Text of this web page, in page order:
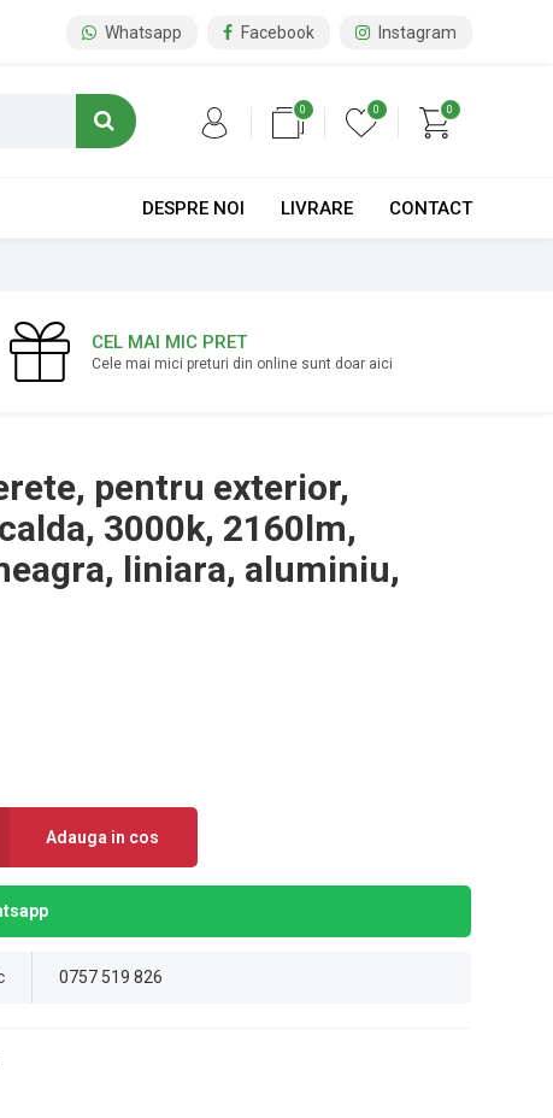
Whatsapp Facebook Instagram
0
0
0
CONTACT
LIVRARE
DESPRE NOI
CEL MAI MIC PRET
Cele mai mici preturi din online sunt doar aici
pentru exterior,
3000k, 2160lm,
liniara, aluminiu,
Adauga in cos
0757 519 826